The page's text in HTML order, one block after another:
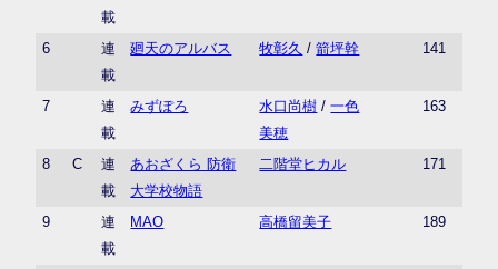
載
6
連
載
廻天のアルバス 牧彰久 /箭坪幹 141
7
連
載
みずぽろ 水口尚樹 /一色
美穂
163
8 C
連
載
あおざくら 防衛
大学校物語
二階堂ヒカル 171
9
連
載
MAO 高橋留美子 189